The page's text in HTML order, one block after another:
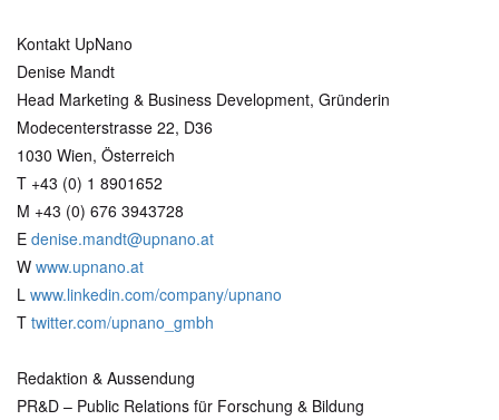
Kontakt UpNano
Denise Mandt
Head Marketing & Business Development, Gründerin
Modecenterstrasse 22, D36
1030 Wien, Österreich
T +43 (0) 1 8901652
M +43 (0) 676 3943728
E denise.mandt@upnano.at
W www.upnano.at
L www.linkedin.com/company/upnano
T twitter.com/upnano_gmbh
Redaktion & Aussendung
PR&D – Public Relations für Forschung & Bildung